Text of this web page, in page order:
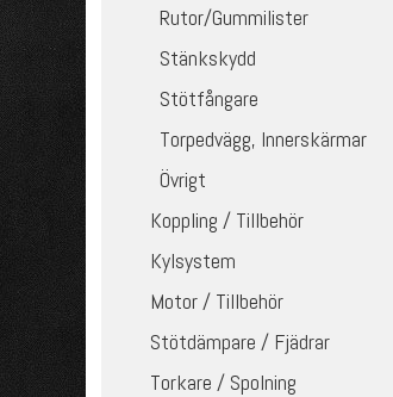
Rutor/Gummilister
Stänkskydd
Stötfångare
Torpedvägg, Innerskärmar
Övrigt
Koppling / Tillbehör
Kylsystem
Motor / Tillbehör
Stötdämpare / Fjädrar
Torkare / Spolning